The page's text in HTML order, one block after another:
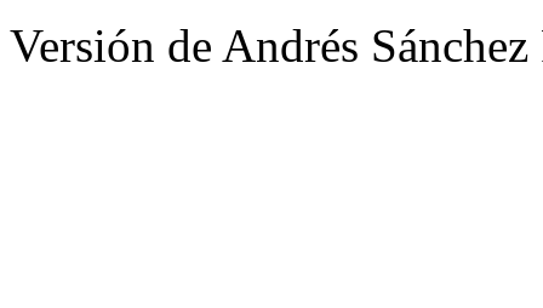
Versión de Andrés